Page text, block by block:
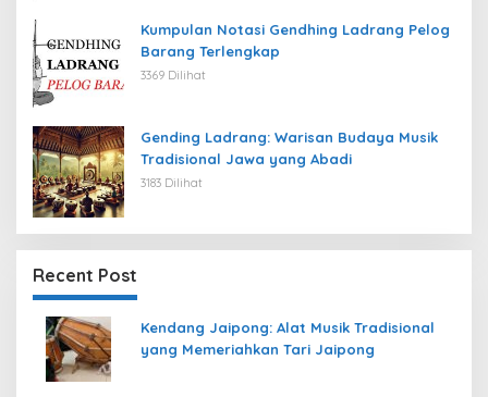
Kumpulan Notasi Gendhing Ladrang Pelog
Barang Terlengkap
3369 Dilihat
Gending Ladrang: Warisan Budaya Musik
Tradisional Jawa yang Abadi
3183 Dilihat
Recent Post
Kendang Jaipong: Alat Musik Tradisional
yang Memeriahkan Tari Jaipong